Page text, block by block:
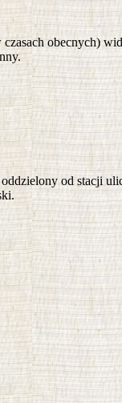
obecnych)
od stacji